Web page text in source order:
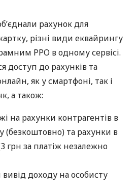
рахунок для
різні види еквайрингу
РРО в одному сервісі.
доступ до рахунків та
як у смартфоні, так і
а також:
на рахунки контрагентів в
(безкоштовно) та рахунки в
грн за платіж незалежно
доходу на особисту